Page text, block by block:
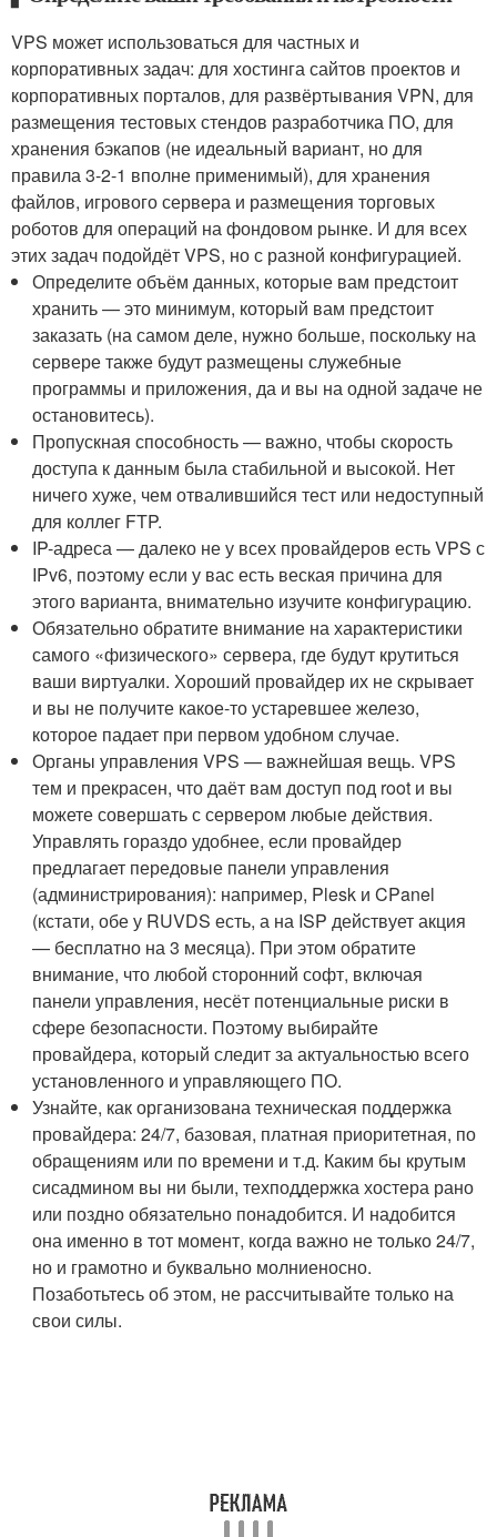
VPS может использоваться для частных и
корпоративных задач: для хостинга сайтов проектов и
корпоративных порталов, для развёртывания VPN, для
размещения тестовых стендов разработчика ПО, для
хранения бэкапов (не идеальный вариант, но для
правила 3-2-1 вполне применимый), для хранения
файлов, игрового сервера и размещения торговых
роботов для операций на фондовом рынке. И для всех
этих задач подойдёт VPS, но с разной конфигурацией.
Определите объём данных, которые вам предстоит
хранить — это минимум, который вам предстоит
заказать (на самом деле, нужно больше, поскольку на
сервере также будут размещены служебные
программы и приложения, да и вы на одной задаче не
остановитесь).
Пропускная способность — важно, чтобы скорость
доступа к данным была стабильной и высокой. Нет
ничего хуже, чем отвалившийся тест или недоступный
для коллег FTP.
IP-адреса — далеко не у всех провайдеров есть VPS с
IPv6, поэтому если у вас есть веская причина для
этого варианта, внимательно изучите конфигурацию.
Обязательно обратите внимание на характеристики
самого «физического» сервера, где будут крутиться
ваши виртуалки. Хороший провайдер их не скрывает
и вы не получите какое-то устаревшее железо,
которое падает при первом удобном случае.
Органы управления VPS — важнейшая вещь. VPS
тем и прекрасен, что даёт вам доступ под root и вы
можете совершать с сервером любые действия.
Управлять гораздо удобнее, если провайдер
предлагает передовые панели управления
(администрирования): например, Plesk и CPanel
(кстати, обе у RUVDS есть, а на ISP действует акция
— бесплатно на 3 месяца). При этом обратите
внимание, что любой сторонний софт, включая
панели управления, несёт потенциальные риски в
сфере безопасности. Поэтому выбирайте
провайдера, который следит за актуальностью всего
установленного и управляющего ПО.
Узнайте, как организована техническая поддержка
провайдера: 24/7, базовая, платная приоритетная, по
обращениям или по времени и т.д. Каким бы крутым
сисадмином вы ни были, техподдержка хостера рано
или поздно обязательно понадобится. И надобится
она именно в тот момент, когда важно не только 24/7,
но и грамотно и буквально молниеносно.
Позаботьтесь об этом, не рассчитывайте только на
свои силы.